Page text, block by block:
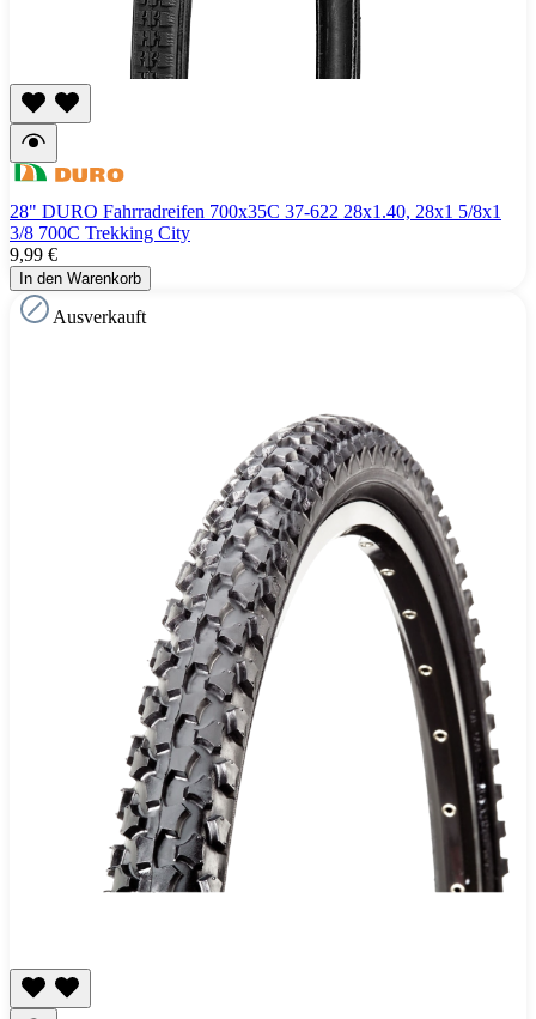
28" DURO Fahrradreifen 700x35C 37-622 28x1.40, 28x1 5/8x1
3/8 700C Trekking City
9,99 €
In den Warenkorb
Ausverkauft